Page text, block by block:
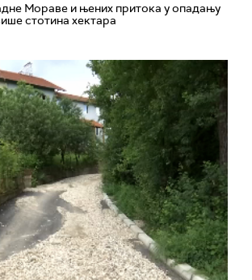
Мораве и њених притока у опадању
стотина хектара